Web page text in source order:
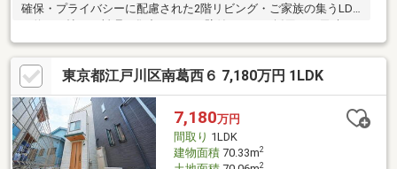
確保・プライバシーに配慮された2階リビング・ご家族の集うLDK
洗濯に重宝する浴室乾燥機付・トイレ2か所有、余裕をもって利用
可能・各洋室にクローゼット有・駐車場有(車種による)▼令和8年
7月内外装リフォーム済【交換】キッチン、バス、洗面台、トイレ
等【貼替】クロス、フロアタイル、CF 等【その他】外壁・ベラン
ダ塗装、洗い工事一式 他■ ご希望の住まい探しをお手伝いします
━━━━━・・・物件の詳細・ご相談はお気軽にお問い合わせく
ださい。
東京都江戸川区南葛西６ 7,180万円 1LDK
7,180万円
間取り 1LDK
建物面積70.33m2
2